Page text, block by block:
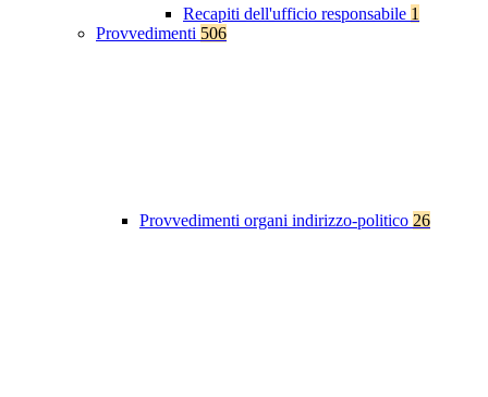
Recapiti dell'ufficio responsabile 1
Provvedimenti 506
Provvedimenti organi indirizzo-politico 26